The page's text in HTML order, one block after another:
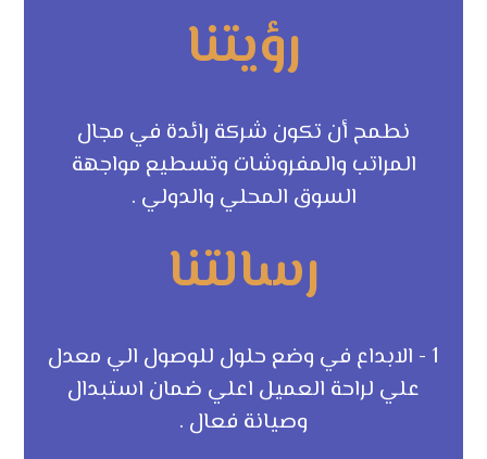
رؤيتنا
نطمح أن تكون شركة رائدة في مجال
المراتب والمفروشات وتسطيع مواجهة
السوق المحلي والدولي .
رسالتنا
1 - الابداع في وضع حلول للوصول الي معدل
علي لراحة العميل اعلي ضمان استبدال
وصيانة فعال .